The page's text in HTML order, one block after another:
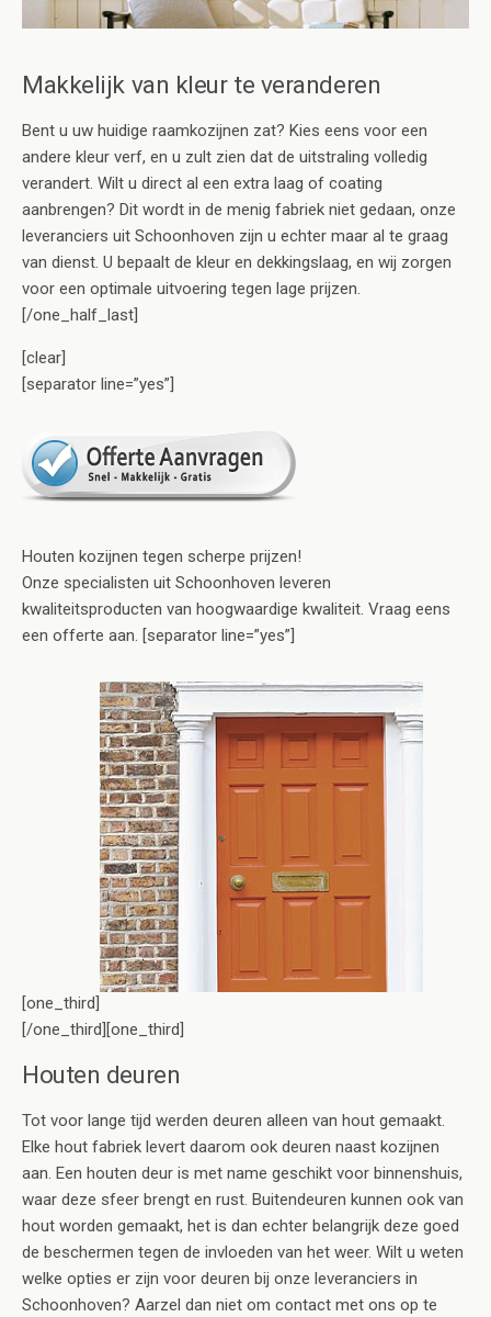
Makkelijk van kleur te veranderen
Bent u uw huidige raamkozijnen zat? Kies eens voor een
andere kleur verf, en u zult zien dat de uitstraling volledig
verandert. Wilt u direct al een extra laag of coating
aanbrengen? Dit wordt in de menig fabriek niet gedaan, onze
leveranciers uit Schoonhoven zijn u echter maar al te graag
van dienst. U bepaalt de kleur en dekkingslaag, en wij zorgen
voor een optimale uitvoering tegen lage prijzen.
[/one_half_last]
[clear]
[separator line=”yes”]
Houten kozijnen tegen scherpe prijzen!
Onze specialisten uit Schoonhoven leveren
kwaliteitsproducten van hoogwaardige kwaliteit. Vraag eens
een offerte aan. [separator line=”yes”]
[one_third]
[/one_third][one_third]
Houten deuren
Tot voor lange tijd werden deuren alleen van hout gemaakt.
Elke hout fabriek levert daarom ook deuren naast kozijnen
aan. Een houten deur is met name geschikt voor binnenshuis,
waar deze sfeer brengt en rust. Buitendeuren kunnen ook van
hout worden gemaakt, het is dan echter belangrijk deze goed
de beschermen tegen de invloeden van het weer. Wilt u weten
welke opties er zijn voor deuren bij onze leveranciers in
Schoonhoven? Aarzel dan niet om contact met ons op te